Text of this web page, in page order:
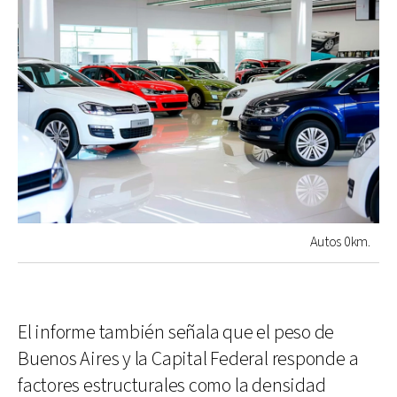
Autos 0km.
El informe también señala que el peso de
Buenos Aires y la Capital Federal responde a
factores estructurales como la densidad